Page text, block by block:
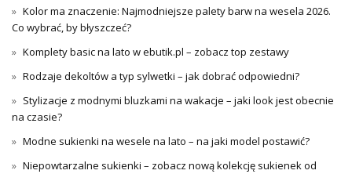
Kolor ma znaczenie: Najmodniejsze palety barw na wesela 2026.
Co wybrać, by błyszczeć?
Komplety basic na lato w ebutik.pl – zobacz top zestawy
Rodzaje dekoltów a typ sylwetki – jak dobrać odpowiedni?
Stylizacje z modnymi bluzkami na wakacje – jaki look jest obecnie
na czasie?
Modne sukienki na wesele na lato – na jaki model postawić?
Niepowtarzalne sukienki – zobacz nową kolekcję sukienek od